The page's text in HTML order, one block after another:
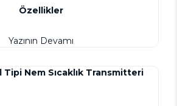
Özellikler
Yazının Devamı
Tipi Nem Sıcaklık Transmitteri